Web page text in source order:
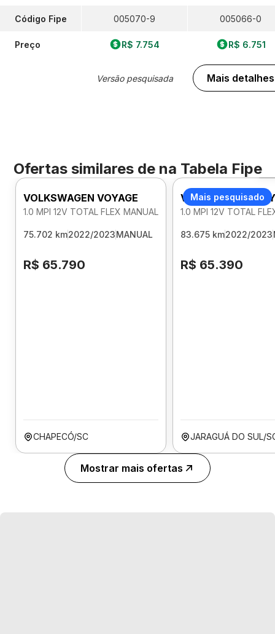
Código Fipe
Preço
005070-9
R$ 7.754
Versão pesquisada
005066-0
R$ 6.751
Mais detalhes
Ofertas similares de na Tabela Fipe
VOLKSWAGEN VOYAGE
1.0 MPI 12V TOTAL FLEX MANUAL
75.702 km2022/2023MANUAL
R$ 65.790
CHAPECÓ/SC
Mais pesquisado
VOLKSWAGEN
1.0 MPI 12V TOTAL
83.675 km2022/2023
R$ 65.390
JARAGUÁ DO SUL/
Mostrar mais ofertas